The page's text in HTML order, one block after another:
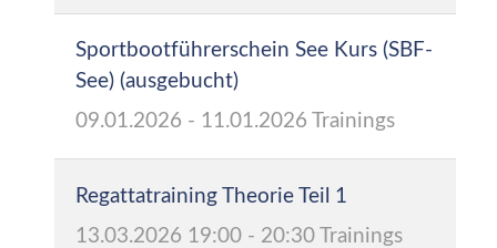
Sportbootführerschein See Kurs (SBF-
See) (ausgebucht)
09.01.2026 - 11.01.2026 Trainings
Regattatraining Theorie Teil 1
13.03.2026 19:00 - 20:30 Trainings